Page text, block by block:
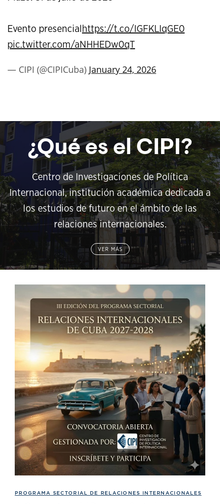
Evento presencial https://t.co/IGFKLIqGE0
pic.twitter.com/aNHHEDw0qT
— CIPI (@CIPICuba) January 24, 2026
¿Qué es el CIPI?
Centro de Investigaciones de Política
Internacional, institución académica dedicada a
los estudios de futuro en el ámbito de las
relaciones internacionales.
VER MÁS
PROGRAMA SECTORIAL DE RELACIONES INTERNACIONALES